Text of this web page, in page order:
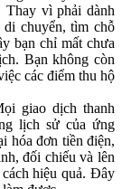
Thay vì phải dành
chuyển, tìm chỗ
bạn chỉ mất chưa
Bạn không còn
các điểm thu hộ
giao dịch thanh
lịch sử của ứng
hóa đơn tiền điện,
đối chiếu và lên
hiệu quả. Đây